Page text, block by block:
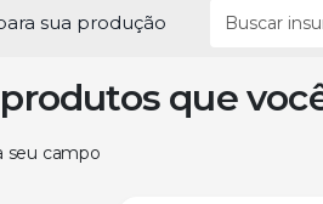
sua produção
que
seu campo